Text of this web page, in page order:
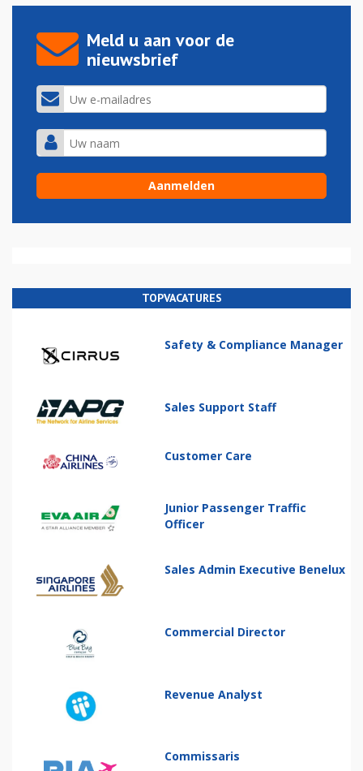
Meld u aan voor de
nieuwsbrief
TOPVACATURES
Safety & Compliance Manager
Sales Support Staff
Customer Care
Junior Passenger Traffic
Officer
Sales Admin Executive Benelux
Commercial Director
Revenue Analyst
Commissaris